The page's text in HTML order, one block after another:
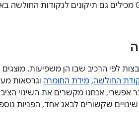
החולשה, מידת החומרה
אפשרי, אנחנו מקשרים את השינוי